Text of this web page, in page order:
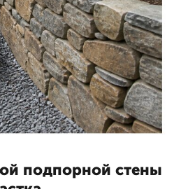
подпорной стены